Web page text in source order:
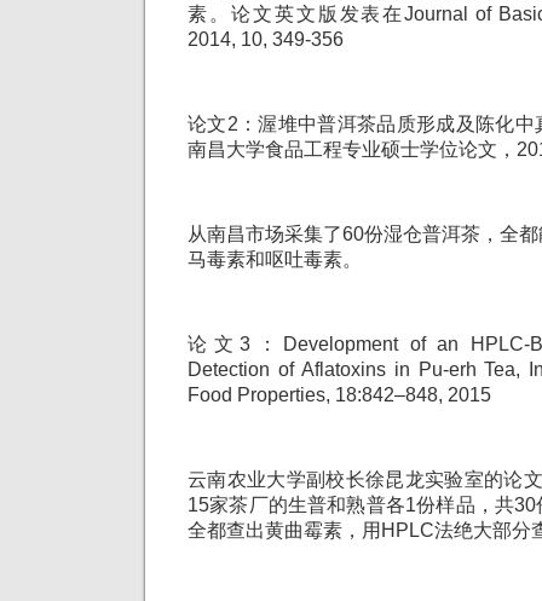
素。论文英文版发表在Journal of
2014, 10, 349-356
论文2：渥堆中普洱茶品质形成及陈化
南昌大学食品工程专业硕士学位论文，
从南昌市场采集了60份湿仓普洱茶，全
马毒素和呕吐毒素。
论文3：Development of an HPLC-
Detection of Aflatoxins in Pu-erh Tea,
Food Properties, 18:842–848, 2015
云南农业大学副校长徐昆龙实验室的论
15家茶厂的生普和熟普各1份样品，共
全都查出黄曲霉素，用HPLC法绝大部分